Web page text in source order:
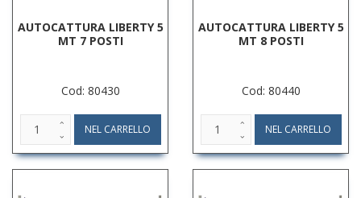
AUTOCATTURA LIBERTY 5
MT 7 POSTI
Cod: 80430
AUTOCATTURA LIBERTY 5
MT 8 POSTI
Cod: 80440